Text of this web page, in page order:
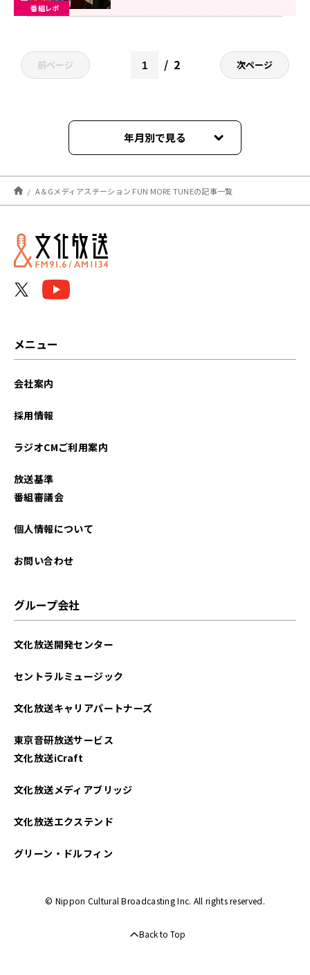
番組レポ
前ページ 2 次ページ
年月別で見る
2026年08月
2026年07月
2026年06月
2025年09月
2025年06月
2025年01月
2024年12月
2024年11月
A＆Gメディアステーション FUN MORE TUNEの記事一覧
メニュー
会社案内
採用情報
ラジオCMご利用案内
放送基準
番組審議会
個人情報について
お問い合わせ
グループ会社
文化放送開発センター
セントラルミュージック
文化放送キャリアパートナーズ
東京音研放送サービス
文化放送iCraft
文化放送メディアブリッジ
文化放送エクステンド
グリーン・ドルフィン
© Nippon Cultural Broadcasting Inc. All rights reserved.
Back to Top